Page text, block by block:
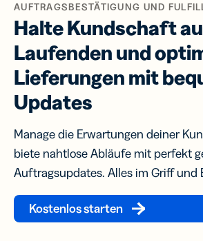
AUFTRAGSBESTÄTIGUNG UND
Halte Kundschaft
Laufenden und
Lieferungen mit
Updates
Manage die Erwartungen deiner
biete nahtlose Abläufe mit perfekt
Auftragsupdates. Alles im Griff und
Kostenlos starten